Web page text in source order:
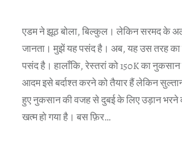
एडम ने झूठ बोला, बिल्कुल। लेकिन सरमद के
जानता। मुझें यह पसंद है। अब, यह उस तरह
पसंद है। हालाँकि, रेस्तरां को 150K का
आदम इसे बर्दाश्त करने को तैयार हैं लेकिन
हुए नुकसान की वजह से दुबई के लिए उड़ान भरने
खत्म हो गया है। बस फ़िर…